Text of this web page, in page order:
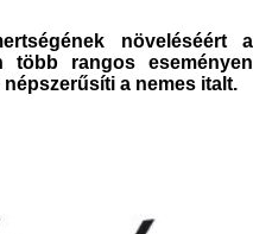
növeléséért a
több rangos eseményen
a nemes italt.